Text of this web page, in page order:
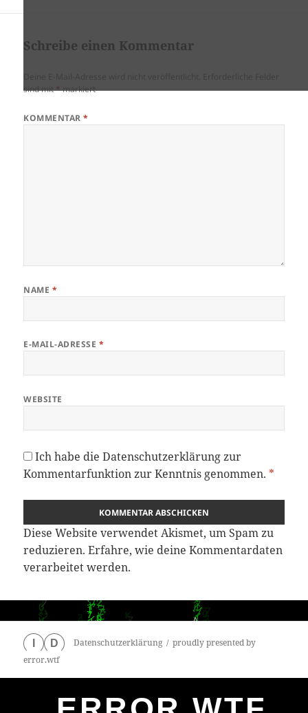
Schreibe einen Kommentar
sind mit*markiert
KOMMENTAR*
NAME *
E-MAIL-ADRESSE *
WEBSITE
Ich habe dieDatenschutzerklärungzur
Kommentarfunktion zur Kenntnis genommen. *
Diese Website verwendet Akismet, um Spam zu
reduzieren.Erfahre, wie deine Kommentardaten
verarbeitet werden.
D Datenschutzerklärung
proudly presented by
error.wtf